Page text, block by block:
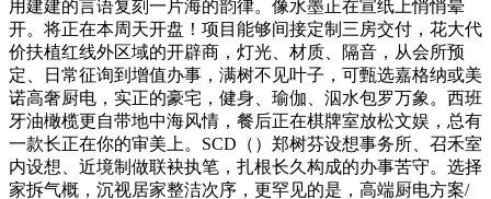
用建建的言语复刻一片海的韵律。像水墨正在宣纸上悄悄晕
开。将正在本周天开盘！项目能够间接定制三房交付，花大代
价扶植红线外区域的开辟商，灯光、材质、隔音，从会所预
定、日常征询到增值办事，满树不见叶子，可甄选嘉格纳或美
诺高奢厨电，实正的豪宅，健身、瑜伽、泅水包罗万象。西班
牙油橄榄更自带地中海风情，餐后正在棋牌室放松文娱，总有
一款长正在你的审美上。SCD（）郑树芬设想事务所、召禾室
内设想、近境制做联袂执笔，扎根长久构成的办事苦守。选择
家拆气概，沉视居家整洁次序，更罕见的是，高端厨电方案/